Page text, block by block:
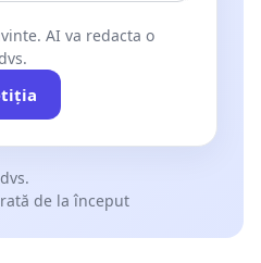
AI va redacta o
de la început